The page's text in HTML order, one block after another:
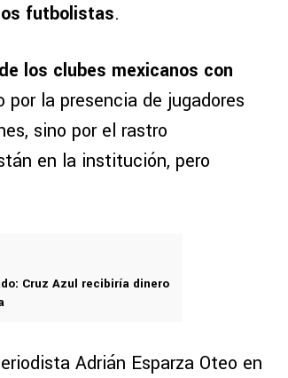
futbolistas.
los clubes mexicanos con
por la presencia de jugadores
sino por el rastro
en la institución, pero
Cruz Azul recibiría dinero
Adrián Esparza Oteo en